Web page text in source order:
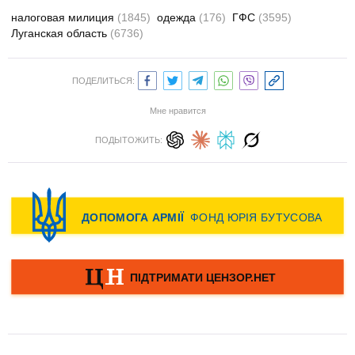
налоговая милиция (1845) одежда (176) ГФС (3595)
Луганская область (6736)
ПОДЕЛИТЬСЯ:
Мне нравится
ПОДЫТОЖИТЬ: